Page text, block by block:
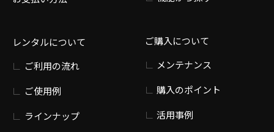
レンタルについて
ご利用の流れ
ご使用例
ラインナップ
ご購入について
メンテナンス
購入のポイント
活用事例